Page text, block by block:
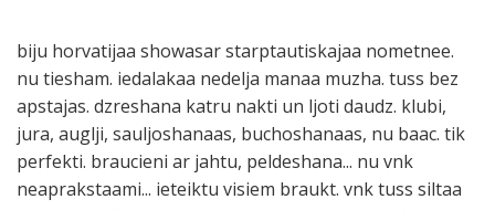
biju horvatijaa showasar starptautiskajaa nometnee.
nu tiesham. iedalakaa nedelja manaa muzha. tuss bez
apstajas. dzreshana katru nakti un ljoti daudz. klubi,
jura, auglji, sauljoshanaas, buchoshanaas, nu baac. tik
perfekti. braucieni ar jahtu, peldeshana... nu vnk
neaprakstaami... ieteiktu visiem braukt. vnk tuss siltaa